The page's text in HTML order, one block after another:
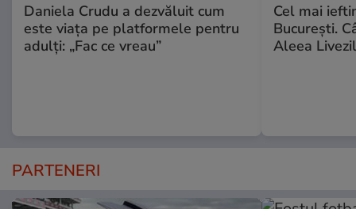
Daniela Crudu a dezvăluit cum
este viața pe platformele pentru
adulți: „Fac ce vreau”
Cel mai
Bucureşti.
Aleea
PARTENERI